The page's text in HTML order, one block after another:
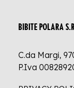
BIBITE POLARA
C.da Margi,
P.Iva